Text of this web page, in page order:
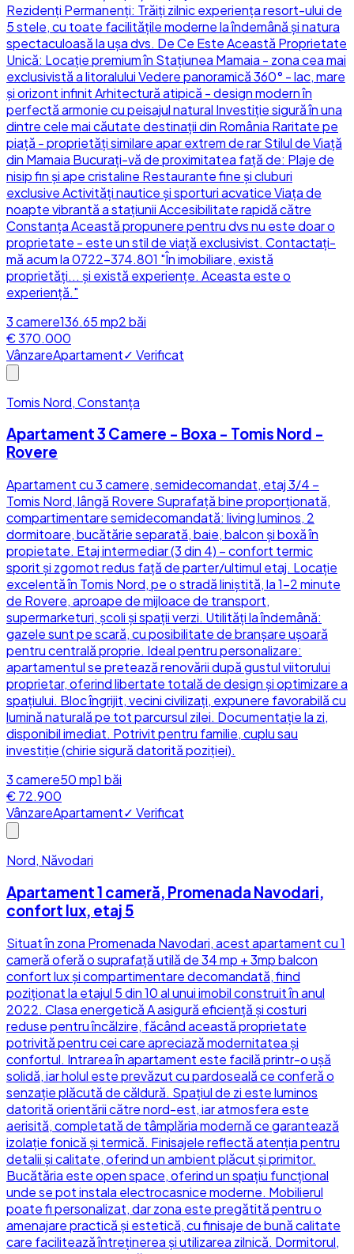
Rezidenți Permanenți: Trăiți zilnic experiența resort-ului de
5 stele, cu toate facilitățile moderne la îndemână și natura
spectaculoasă la ușa dvs. De Ce Este Această Proprietate
Unică: Locație premium în Stațiunea Mamaia - zona cea mai
exclusivistă a litoralului Vedere panoramică 360° - lac, mare
și orizont infinit Arhitectură atipică - design modern în
perfectă armonie cu peisajul natural Investiție sigură în una
dintre cele mai căutate destinații din România Raritate pe
piață - proprietăți similare apar extrem de rar Stilul de Viață
din Mamaia Bucurați-vă de proximitatea față de: Plaje de
nisip fin și ape cristaline Restaurante fine și cluburi
exclusive Activități nautice și sporturi acvatice Viața de
noapte vibrantă a stațiunii Accesibilitate rapidă către
Constanța Această propunere pentru dvs nu este doar o
proprietate - este un stil de viață exclusivist. Contactați-
mă acum la 0722-374.801 "În imobiliare, există
proprietăți... și există experiențe. Aceasta este o
experiență."
3camere136.65mp2băi
€ 370.000
VânzareApartament✓ Verificat
Tomis Nord, Constanța
Apartament 3 Camere - Boxa - Tomis Nord -
Rovere
Apartament cu 3 camere, semidecomandat, etaj 3/4 –
Tomis Nord, lângă Rovere Suprafață bine proporționată,
compartimentare semidecomandată: living luminos, 2
dormitoare, bucătărie separată, baie, balcon și boxă în
propietate. Etaj intermediar (3 din 4) – confort termic
sporit și zgomot redus față de parter/ultimul etaj. Locație
excelentă în Tomis Nord, pe o stradă liniștită, la 1–2 minute
de Rovere, aproape de mijloace de transport,
supermarketuri, școli și spații verzi. Utilități la îndemână:
gazele sunt pe scară, cu posibilitate de branșare ușoară
pentru centrală proprie. Ideal pentru personalizare:
apartamentul se pretează renovării după gustul viitorului
proprietar, oferind libertate totală de design și optimizare a
spațiului. Bloc îngrijit, vecini civilizați, expunere favorabilă cu
lumină naturală pe tot parcursul zilei. Documentație la zi,
disponibil imediat. Potrivit pentru familie, cuplu sau
investiție (chirie sigură datorită poziției).
3camere50mp1 băi
€ 72.900
VânzareApartament✓ Verificat
Nord, Năvodari
Apartament 1 cameră, Promenada Navodari,
confort lux, etaj 5
Situat în zona Promenada Navodari, acest apartament cu 1
cameră oferă o suprafață utilă de 34 mp + 3mp balcon
confort lux și compartimentare decomandată, fiind
poziționat la etajul 5 din 10 al unui imobil construit în anul
2022. Clasa energetică A asigură eficiență și costuri
reduse pentru încălzire, făcând această proprietate
potrivită pentru cei care apreciază modernitatea și
confortul. Intrarea în apartament este facilă printr-o ușă
solidă, iar holul este prevăzut cu pardoseală ce conferă o
senzație plăcută de căldură. Spațiul de zi este luminos
datorită orientării către nord-est, iar atmosfera este
aerisită, completată de tâmplăria modernă ce garantează
izolație fonică și termică. Finisajele reflectă atenția pentru
detalii și calitate, oferind un ambient plăcut și primitor.
Bucătăria este open space, oferind un spațiu funcțional
unde se pot instala electrocasnice moderne. Mobilierul
poate fi personalizat, dar zona este pregătită pentru o
amenajare practică și estetică, cu finisaje de bună calitate
care facilitează întreținerea și utilizarea zilnică. Dormitorul,